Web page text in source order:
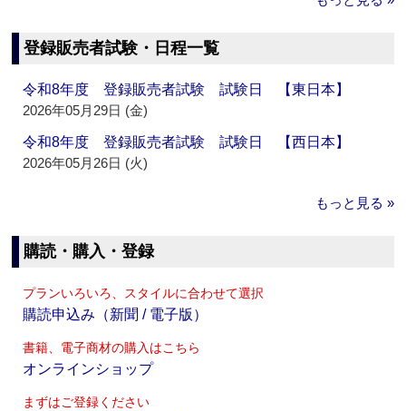
登録販売者試験・日程一覧
令和8年度 登録販売者試験 試験日 【東日本】
2026年05月29日 (金)
令和8年度 登録販売者試験 試験日 【西日本】
2026年05月26日 (火)
もっと見る »
購読・購入・登録
プランいろいろ、スタイルに合わせて選択
購読申込み（新聞 / 電子版）
書籍、電子商材の購入はこちら
オンラインショップ
まずはご登録ください